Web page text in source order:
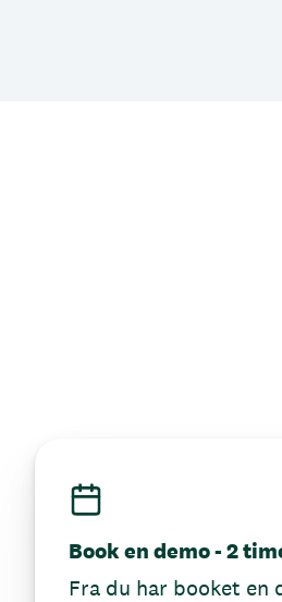
Book en demo - 2
Fra du har booket en